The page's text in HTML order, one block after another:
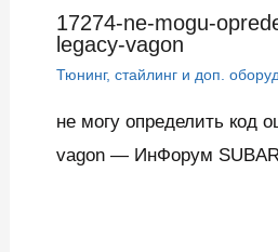
17274-ne-mogu-
legacy-vagon
Тюнинг, стайлинг и доп.
не могу определить код
vagon — ИнФорум